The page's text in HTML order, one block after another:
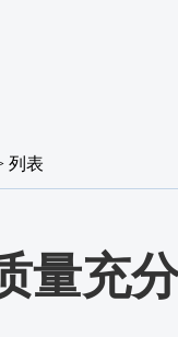
列表
量充